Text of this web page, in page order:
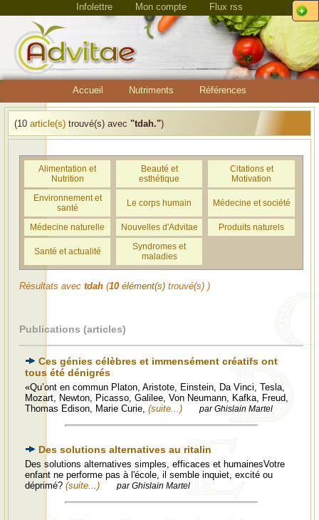
Infolettre Mon compte Flux rss
Accueil Nutriments Références
(10 article(s) trouvé(s) avec "tdah.")
Alimentation et
Nutrition
Beauté et
esthétique
Citations et
Motivation
Environnement et
santé
Le corps humain Médecine et société
Médecine naturelle Nouvelles d'Advitae Produits naturels
Santé et actualité
Syndromes et
maladies
Résultats avec tdah (10 élément(s) trouvé(s) )
Publications (articles)
Ces génies célèbres et immensément créatifs ont
tous été dénigrés
«Qu’ont en commun Platon, Aristote, Einstein, Da Vinci, Tesla,
Mozart, Newton, Picasso, Galilee, Von Neumann, Kafka, Freud,
Thomas Edison, Marie Curie, (suite...) par Ghislain Martel
Des solutions alternatives au ritalin
Des solutions alternatives simples, efficaces et humainesVotre
enfant ne performe pas à l'école, il semble inquiet, excité ou
déprimé? (suite...) par Ghislain Martel